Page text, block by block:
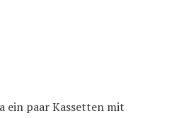
ein paar Kassetten mit